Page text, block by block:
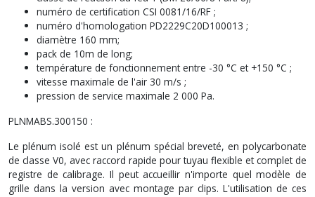
numéro de certification CSI 0081/16/RF ;
numéro d'homologation PD2229C20D100013 ;
diamètre 160 mm;
pack de 10m de long;
température de fonctionnement entre -30 °C et +150 °C ;
vitesse maximale de l'air 30 m/s ;
pression de service maximale 2 000 Pa.
PLNMABS.300150 :
Le plénum isolé est un plénum spécial breveté, en polycarbonate
de classe V0, avec raccord rapide pour tuyau flexible et complet de
registre de calibrage. Il peut accueillir n'importe quel modèle de
grille dans la version avec montage par clips. L'utilisation de ces